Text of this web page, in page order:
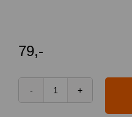
79,-
Amberboom
'Worplesdon'